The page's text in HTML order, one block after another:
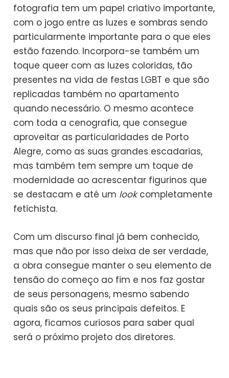
fotografia tem um papel criativo importante,
com o jogo entre as luzes e sombras sendo
particularmente importante para o que eles
estão fazendo. Incorpora-se também um
toque queer com as luzes coloridas, tão
presentes na vida de festas LGBT e que são
replicadas também no apartamento
quando necessário. O mesmo acontece
com toda a cenografia, que consegue
aproveitar as particularidades de Porto
Alegre, como as suas grandes escadarias,
mas também tem sempre um toque de
modernidade ao acrescentar figurinos que
se destacam e até um lookcompletamente
fetichista.
Com um discurso final já bem conhecido,
mas que não por isso deixa de ser verdade,
a obra consegue manter o seu elemento de
tensão do começo ao fim e nos faz gostar
de seus personagens, mesmo sabendo
quais são os seus principais defeitos. E
agora, ficamos curiosos para saber qual
será o próximo projeto dos diretores.